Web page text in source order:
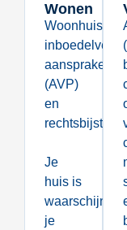
Wonen
(AVP)
en
Je
huis is
waarschijnlijk
je